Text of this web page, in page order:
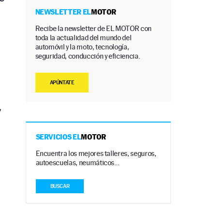
NEWSLETTER ELMOTOR
Recibe la newsletter de EL MOTOR con
toda la actualidad del mundo del
automóvil y la moto, tecnología,
seguridad, conducción y eficiencia.
APÚNTATE
SERVICIOS ELMOTOR
Encuentra los mejores talleres, seguros,
autoescuelas, neumáticos…
BUSCAR